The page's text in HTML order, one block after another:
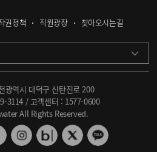
권정책 직원광장 찾아오시는길
광역시 대덕구 신탄진로 200
3114 / 고객센터 : 1577-0600
All Rights Reserved.